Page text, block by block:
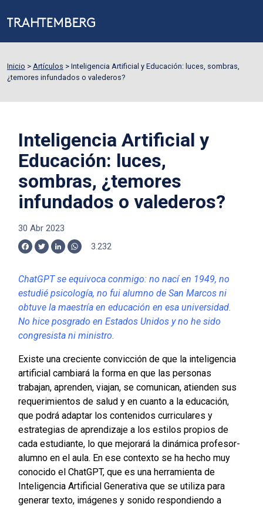
Inicio > Artículos > Inteligencia Artificial y Educación: luces, sombras,
¿temores infundados o valederos?
Inteligencia Artificial y
Educación: luces,
sombras, ¿temores
infundados o valederos?
30 Abr 2023
Facebook
TwitterLinkedInWhatsApp
3.232
ChatGPT se equivoca conmigo: no nací en 1949, no
estudié psicología, no fui alumno de San Marcos ni
obtuve la maestría en educación en esa universidad.
No hice posgrado en Estados Unidos y no he sido
congresista ni ministro.
Existe una creciente convicción de que la inteligencia
artificial cambiará la forma en que las personas
trabajan, aprenden, viajan, se comunican, atienden sus
requerimientos de salud y en cuanto a la educación,
que podrá adaptar los contenidos curriculares y
estrategias de aprendizaje a los estilos propios de
cada estudiante, lo que mejorará la dinámica profesor-
alumno en el aula. En ese contexto se ha hecho muy
conocido el ChatGPT, que es una herramienta de
Inteligencia Artificial Generativa que se utiliza para
generar texto, imágenes y sonido respondiendo a